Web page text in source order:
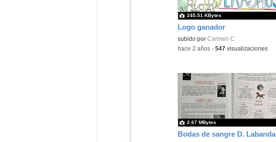
Logo ganador
subido por Carmen C.
245.51 KBytes
-hace 2 años- 547visualizaciones
Bodas de sangre D. Labanda
2.67 MBytes